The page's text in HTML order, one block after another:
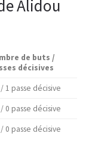
Alidou
de buts /
décisives
1 passe décisive
0 passe décisive
0 passe décisive